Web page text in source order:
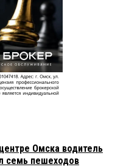
Омска водитель
семь пешеходов